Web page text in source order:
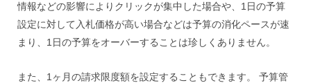
情報などの影響によりクリックが集中した場合や、1日の予算
設定に対して入札価格が高い場合などは予算の消化ペースが速
まり、1日の予算をオーバーすることは珍しくありません。
また、1ヶ月の請求限度額を設定することもできます。 予算管